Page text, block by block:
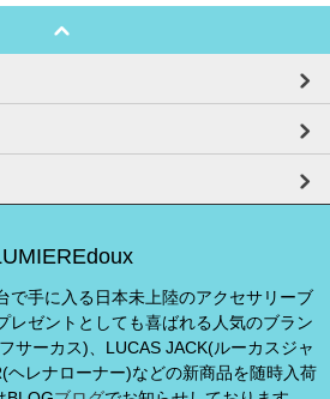
で手に入る日本未上陸のアクセサリーブ
レゼントとしても喜ばれる人気のブラン
サーカス)、LUCAS JACK(ルーカスジャ
ヘレナローナー)などの新商品を随時入荷